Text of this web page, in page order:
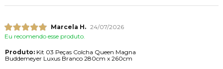
Marcela H. 24/07/2026
Eu recomendo esse produto.
Produto:Kit 03 Peças Colcha Queen Magna
Buddemeyer Luxus Branco 280cm x 260cm